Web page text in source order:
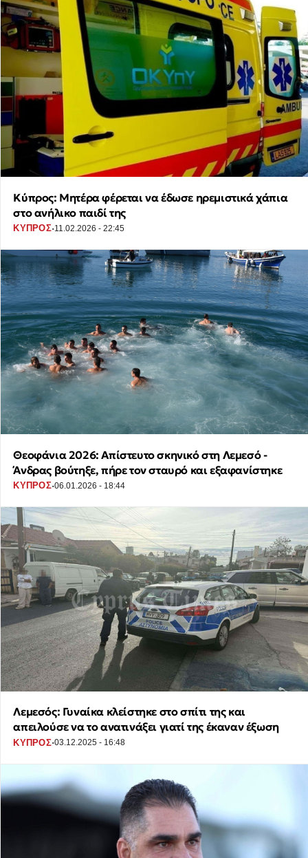
Κύπρος: Μητέρα φέρεται να έδωσε ηρεμιστικά χάπια
στο ανήλικο παιδί της
ΚΥΠΡΟΣ·11.02.2026 - 22:45
Θεοφάνια 2026: Απίστευτο σκηνικό στη Λεμεσό -
Άνδρας βούτηξε, πήρε τον σταυρό και εξαφανίστηκε
ΚΥΠΡΟΣ·06.01.2026 - 18:44
Λεμεσός: Γυναίκα κλείστηκε στο σπίτι της και
απειλούσε να το ανατινάξει γιατί της έκαναν έξωση
ΚΥΠΡΟΣ·03.12.2025 - 16:48